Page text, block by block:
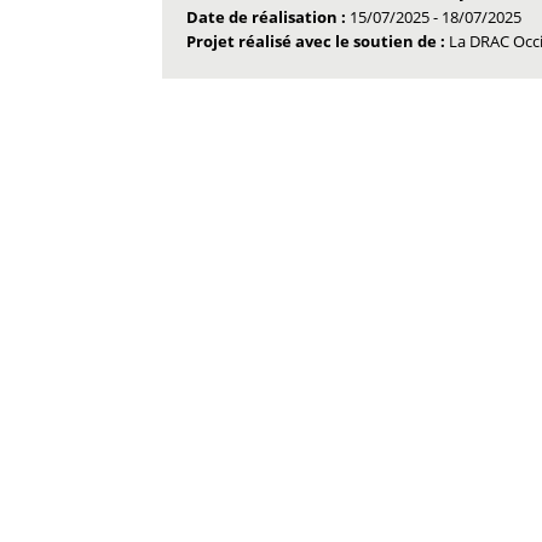
Date de réalisation : 15/07/2025- 18/07/2025
Projet réalisé avec le soutien de : La DRAC